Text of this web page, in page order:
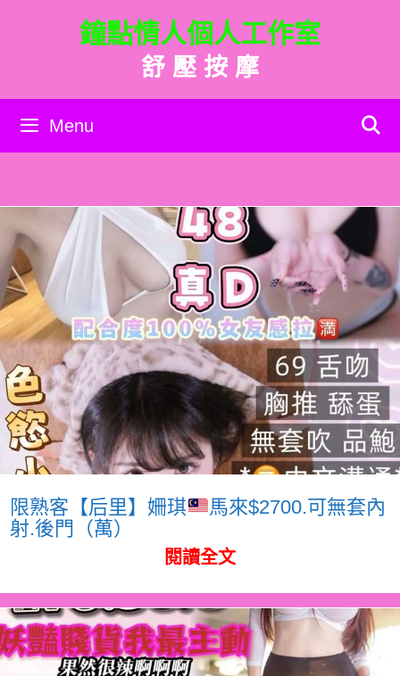
內
鐘點情人個人工作室
舒 壓 按 摩
Menu
限熟客【后里】姍琪
馬來$2700.可無套內
射.後門（萬）
閱讀全文